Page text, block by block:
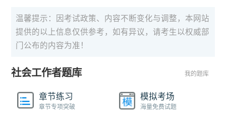
温馨提示：因考试政策、内容不断变化与调整，本网站
提供的以上信息仅供参考，如有异议，请考生以权威部
门公布的内容为准！
社会工作者题库 我的题库
章节练习
章节专项突破
模拟考场
海量免费试题